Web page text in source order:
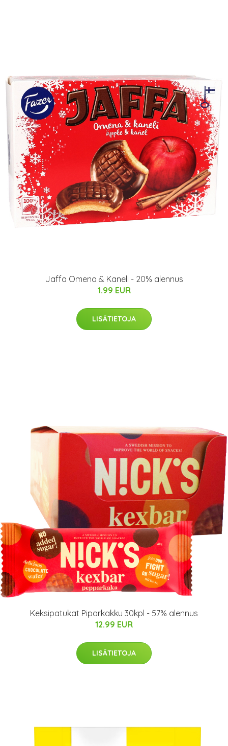
Jaffa Omena & Kaneli - 20% alennus
1.99 EUR
LISÄTIETOJA
Keksipatukat Piparkakku 30kpl - 57% alennus
12.99 EUR
LISÄTIETOJA